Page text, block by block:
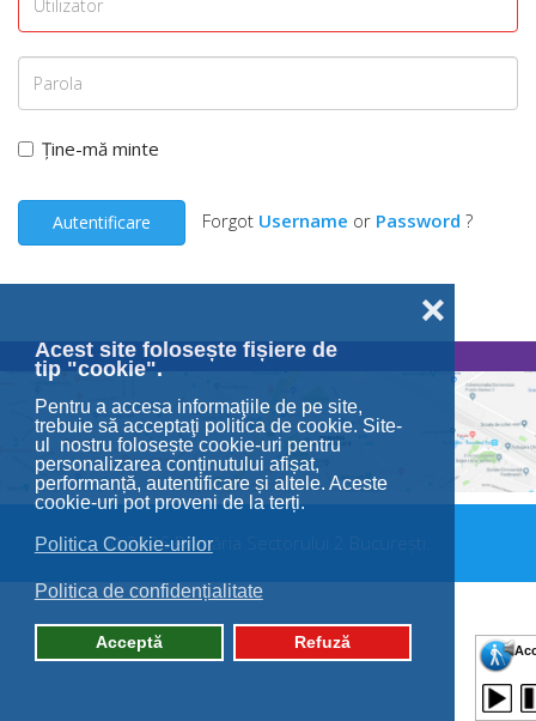
Acest site folosește fișiere de
tip "cookie".
Pentru a accesa informaţiile de pe site,
trebuie să acceptaţi politica de cookie. Site-
ul nostru folosește cookie-uri pentru
personalizarea conținutului afișat,
performanță, autentificare și altele. Aceste
cookie-uri pot proveni de la terți.
Politica Cookie-urilor
Politica de confidențialitate
Acceptă Refuză
❌
Ține-mă minte
Autentificare Forgot Username or Password ?
© 2026 Primăria Sectorului 2 București.